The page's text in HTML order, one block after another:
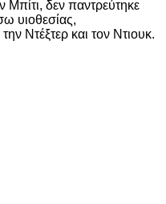
δεν παντρεύτηκε
υιοθεσίας,
Ντέξτερ και τον Ντιουκ.